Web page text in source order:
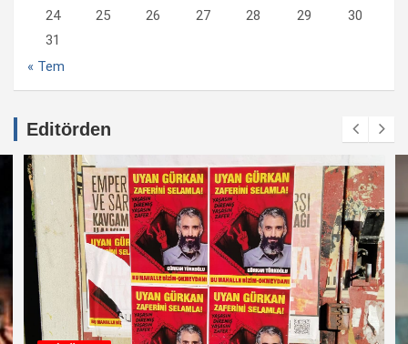
24
25 26 27 28 29
30
31
« Tem
Editörden